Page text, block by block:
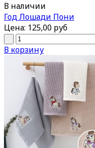
В наличии
Год Лошади Пони
Цена: 125,00 руб
В корзину